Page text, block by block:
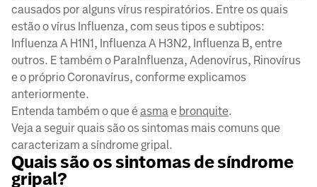
causados por alguns vírus respiratórios. Entre os quais
estão o vírus Influenza, com seus tipos e subtipos:
Influenza A H1N1, Influenza A H3N2, Influenza B, entre
outros. E também o ParaInfluenza, Adenovírus, Rinovírus
e o próprio Coronavírus, conforme explicamos
anteriormente.
Entenda também o que éasma e bronquite.
Veja a seguir quais são os sintomas mais comuns que
caracterizam a síndrome gripal.
Quais são os sintomas de síndrome
gripal?